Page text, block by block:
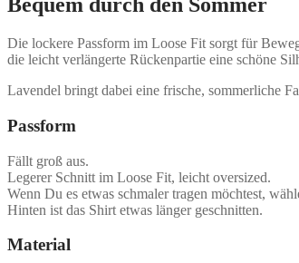
Die lockere Passform im Loose Fit sorgt für
die leicht verlängerte Rückenpartie eine schöne
Lavendel bringt dabei eine frische, sommerliche
Passform
Fällt groß aus.
Legerer Schnitt im Loose Fit, leicht oversized.
Wenn Du es etwas schmaler tragen möchtest,
Hinten ist das Shirt etwas länger geschnitten.
Material